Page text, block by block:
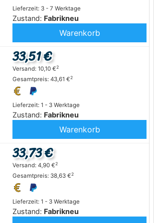
Lieferzeit: 3 - 7 Werktage
Zustand: Fabrikneu
Warenkorb
Lieferzeit: 1 - 3 Werktage
Zustand: Fabrikneu
33,51 €
Versand: 10,10 €2
Gesamtpreis: 43,61 €2
Warenkorb
Lieferzeit: 1 - 3 Werktage
Zustand: Fabrikneu
33,73 €
Versand: 4,90 €2
Gesamtpreis: 38,63 €2